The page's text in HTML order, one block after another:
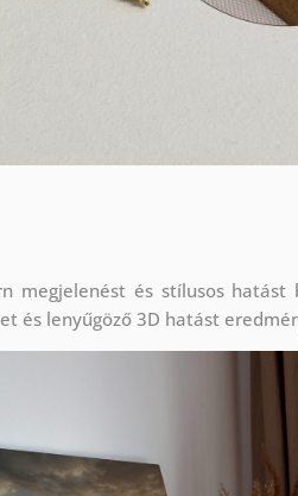
megjelenést és stílusos
és lenyűgöző 3D hatást